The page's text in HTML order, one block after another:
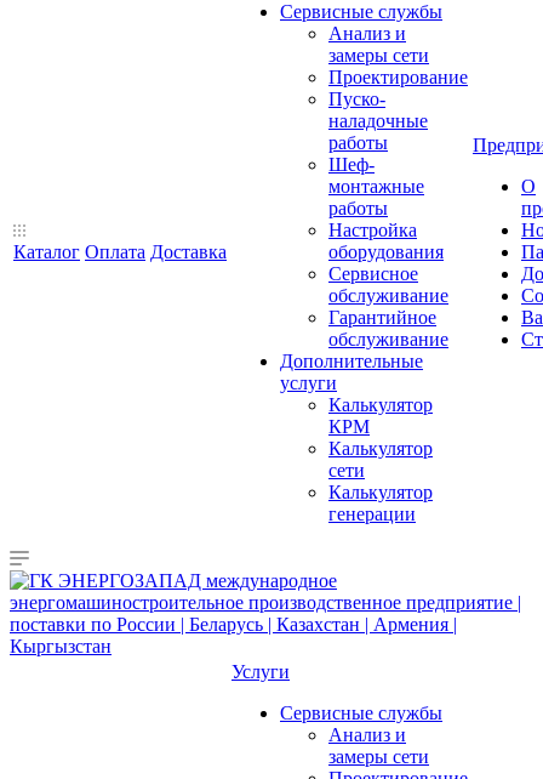
Каталог Оплата Доставка
Сервисные службы
Анализ и
замеры сети
Проектирование
Пуско-
наладочные
работы
Шеф-
монтажные
работы
Настройка
оборудования
Сервисное
обслуживание
Гарантийное
обслуживание
Дополнительные
услуги
Калькулятор
КРМ
Калькулятор
сети
Калькулятор
генерации
О
Услуги
Сервисные службы
Анализ и
замеры сети